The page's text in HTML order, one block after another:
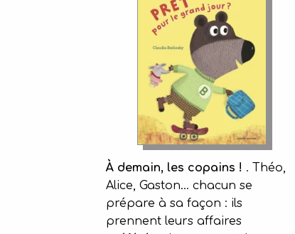
À demain, les copains ! . Théo,
Alice, Gaston... chacun se
prépare à sa façon : ils
prennent leurs affaires